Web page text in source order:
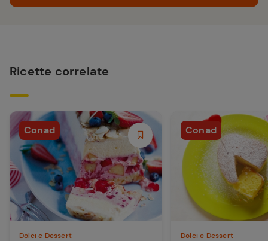
Ricette correlate
Conad
Dolci e Dessert
Conad
Dolci e Dessert